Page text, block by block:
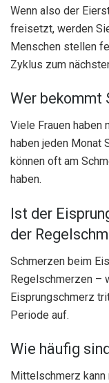
Wenn also der
freisetzt, werden
Menschen stellen
Zyklus zum
Wer bekommt
Viele Frauen haben
haben jeden Monat
können oft am
haben.
Ist der
der
Schmerzen beim
Regelschmerzen –
Eisprungschmerz
Periode auf.
Wie häufig
Mittelschmerz kann